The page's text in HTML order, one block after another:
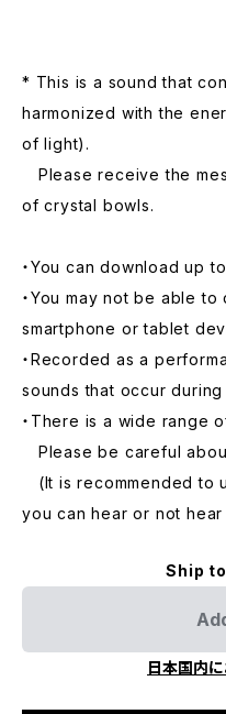
* This is a sound that
harmonized with the
of light).
Please receive the
of crystal bowls.
・You can download up
・You may not be able
smartphone or tablet
・Recorded as a
sounds that occur
・There is a wide range
Please be careful
(It is recommended to
you can hear or not
Ship
日本国内